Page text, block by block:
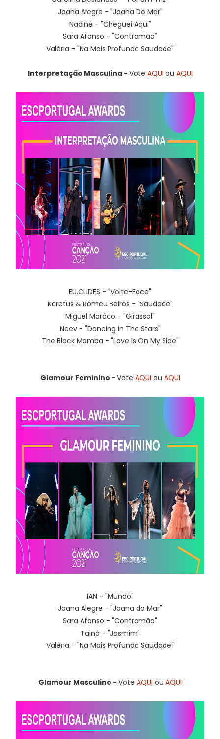
Joana Alegre - "Joana Do Mar"
Nadine - "Cheguei Aqui"
Sara Afonso - "Contramão"
Valéria - "Na Mais Profunda Saudade"
Interpretação Masculina - Vote AQUI ou AQUI
EU.CLIDES - "Volte-Face"
Karetus & Romeu Bairos - "Saudade"
Miguel Marôco - "Girassol"
Neev - "Dancing in The Stars"
The Black Mamba - "Love Is On My Side"
Glamour Feminino - Vote AQUI ou AQUI
IAN - "Mundo"
Joana Alegre - "Joana do Mar"
Sara Afonso - "Contramão"
Tainá - "Jasmim"
Valéria - "Na Mais Profunda Saudade"
Glamour Masculino - Vote AQUI ou AQUI